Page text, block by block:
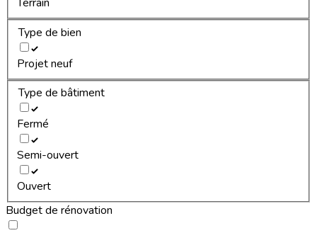
Type de bien
Projet neuf
Type de bâtiment
Fermé
Semi-ouvert
Ouvert
Budget de rénovation